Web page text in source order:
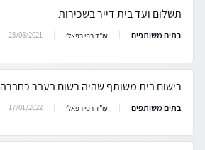
תשלום ועד בית דייר בשכירות
בתים משותפים עו"ד רפי רפאלי 23/08/2021
רישום בית משותף שהיה רשום בעבר כחברה
בתים משותפים עו"ד רפי רפאלי 17/01/2022